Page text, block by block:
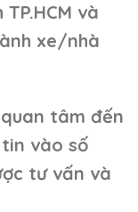
và
xe/nhà
tâm đến
vào số
tư vấn và